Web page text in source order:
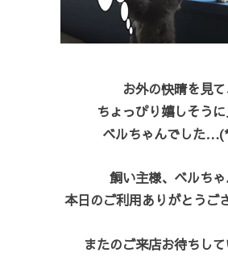
お外の快晴を見て
ちょっぴり嬉しそう
ベルちゃんでした
飼い主様、ベルちゃ
本日のご利用ありがとうご
またのご来店お待ちして